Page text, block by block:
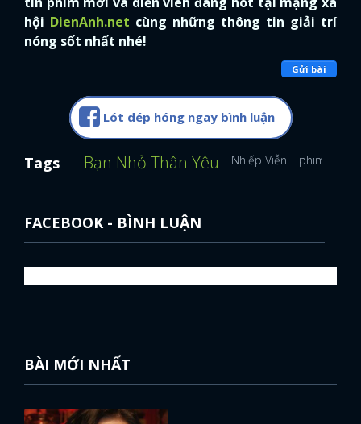
hội DienAnh.net cùng những thông tin giải trí
nóng sốt nhất nhé!
Gửi bài
Lót dép hóng ngay bình luận
Tags Bạn Nhỏ Thân Yêu Nhiếp Viễn phim Trung
FACEBOOK - BÌNH LUẬN
BÀI MỚI NHẤT